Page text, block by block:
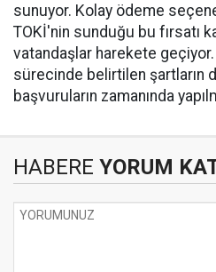
sunuyor. Kolay ödeme
TOKİ'nin sunduğu bu fırsatı
vatandaşlar harekete
sürecinde belirtilen şartların
başvuruların zamanında
HABERE YORUM